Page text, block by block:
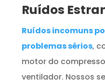
Ruídos
Ruídos incomuns
problemas sérios,
motor do
ventilador. Nossos